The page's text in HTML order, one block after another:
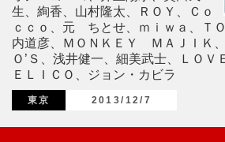
生、絢香、山村隆太、ＲＯＹ、Ｃｏ
ｃｃｏ、元 ちとせ、ｍｉｗａ、Ｔ
内道彦、ＭＯＮＫＥＹ ＭＡＪＩＫ
Ｏ’Ｓ、浅井健一、細美武士、ＬＯ
ＥＬＩＣＯ、ジョン・カビラ
東京 2013/12/7